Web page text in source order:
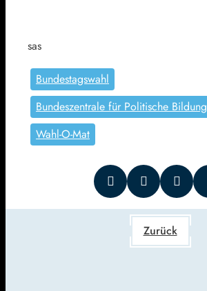
sas
Bundestagswahl
Bundeszentrale für Politische Bildung
Wahl-O-Mat
Zurück